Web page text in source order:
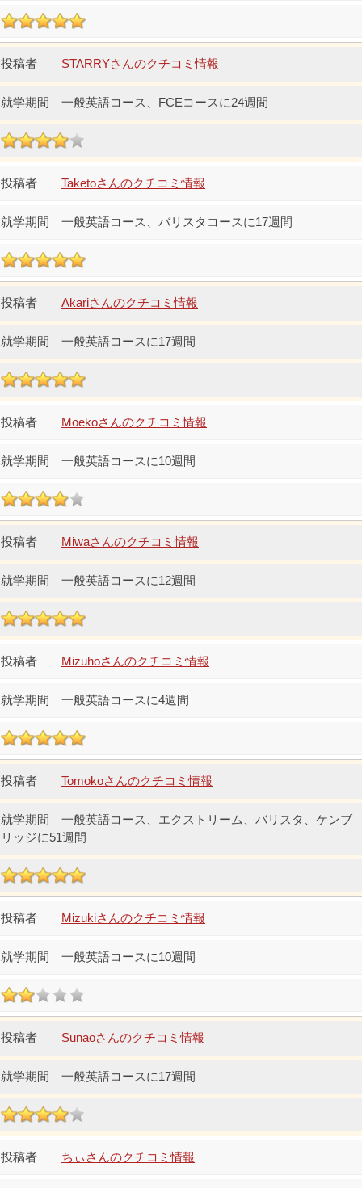
STARRYさんのクチコミ情報
一般英語コース、FCEコースに24週間
Taketoさんのクチコミ情報
一般英語コース、バリスタコースに17週間
Akariさんのクチコミ情報
一般英語コースに17週間
Moekoさんのクチコミ情報
一般英語コースに10週間
Miwaさんのクチコミ情報
一般英語コースに12週間
Mizuhoさんのクチコミ情報
一般英語コースに4週間
Tomokoさんのクチコミ情報
一般英語コース、エクストリーム、バリスタ、ケンブ
リッジに51週間
Mizukiさんのクチコミ情報
一般英語コースに10週間
Sunaoさんのクチコミ情報
一般英語コースに17週間
ちぃさんのクチコミ情報